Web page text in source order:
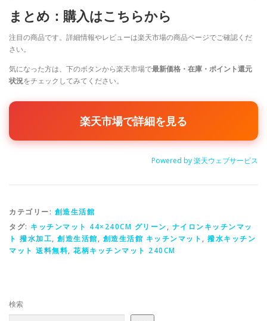
まとめ：購入はこちらから
注目の商品です。詳細情報やレビューは楽天市場の商品ページでご確認くだ
さい。
気になった方は、下のボタンから楽天市場で最新価格・在庫・ポイント還元
状況をチェックしてみてください。
楽天市場で詳細を見る
Powered by 楽天ウェブサービス
カテゴリー: 創造生活館
タグ: キッチンマット 44×240CM グリーン, ナイロンキッチンマッ
ト 撥水加工, 創造生活館, 創造生活館 キッチンマット , 撥水キッチン
マット 送料無料, 花柄キッチンマット 240CM
検索